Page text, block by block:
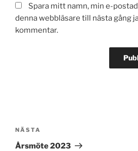
Spara mitt namn, min e-
denna webbläsare till nästa gång
kommentar.
Nästa
inlägg
NÄSTA
Årsmöte 2023